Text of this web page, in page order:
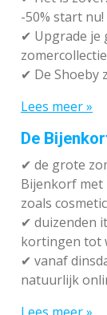
-50% start nu!
✔ Upgrade je
✔ De Shoeby
Lees meer »
De
✔ de grote
Bijenkorf met
zoals
✔ duizenden
kortingen tot
✔ vanaf
natuurlijk